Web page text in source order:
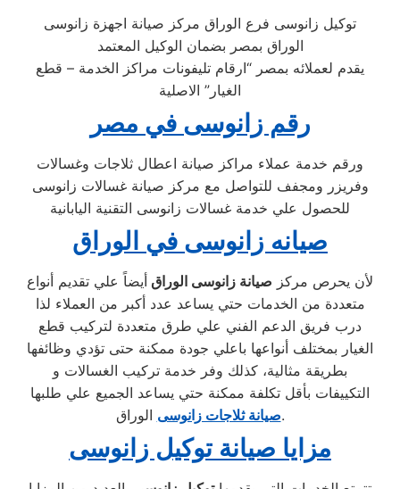
توكيل زانوسى فرع الوراق مركز صيانة اجهزة زانوسى
الوراق بمصر بضمان الوكيل المعتمد
يقدم لعملائه بمصر “ارقام تليفونات مراكز الخدمة – قطع
الغيار” الاصلية
رقم زانوسى في مصر
ورقم خدمة عملاء مراكز صيانة اعطال ثلاجات وغسالات
وفريزر ومجفف للتواصل مع مركز صيانة غسالات زانوسى
للحصول علي خدمة غسالات زانوسى التقنية اليابانية
صيانه زانوسى في الوراق
لأن يحرص مركز صيانة زانوسى الوراق أيضاً علي تقديم أنواع
متعددة من الخدمات حتي يساعد عدد أكبر من العملاء لذا
درب فريق الدعم الفني علي طرق متعددة لتركيب قطع
الغيار بمختلف أنواعها باعلي جودة ممكنة حتى تؤدي وظائفها
بطريقة مثالية، كذلك وفر خدمة تركيب الغسالات و
التكييفات بأقل تكلفة ممكنة حتي يساعد الجميع علي طلبها
صيانة ثلاجات زانوسىالوراق.
مزايا صيانة توكيل زانوسى